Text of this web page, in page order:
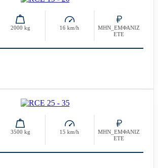
2000 kg 16 km/h
ΜΗΝ_ΕΜΦΑΝΙΖ
ΕΤΕ
3500 kg 15 km/h
ΜΗΝ_ΕΜΦΑΝΙΖ
ΕΤΕ